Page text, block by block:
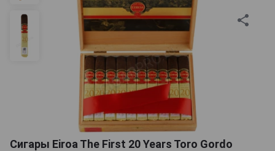
Сигары Eiroa The First 20 Years Toro Gordo